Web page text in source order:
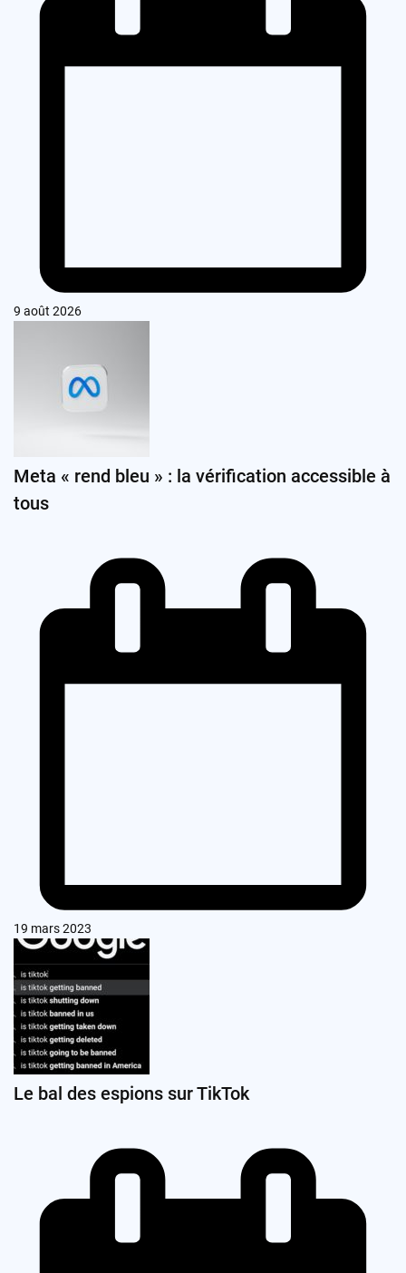
9 août 2026
Meta « rend bleu » : la vérification accessible à
tous
19 mars 2023
Le bal des espions sur TikTok